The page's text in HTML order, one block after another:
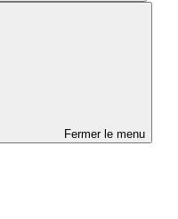
Fermer le menu